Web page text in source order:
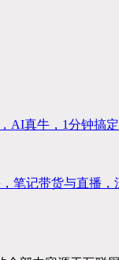
AI真牛，1分钟搞
笔记带货与直播